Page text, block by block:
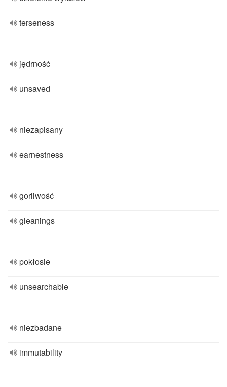
terseness
jędrność
unsaved
niezapisany
earnestness
gorliwość
gleanings
pokłosie
unsearchable
niezbadane
immutability